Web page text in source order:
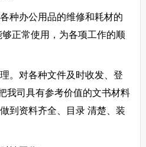
办公用品的维修和耗材的
正常使用，为各项工作的顺
对各种文件及时收发、登
我司具有参考价值的文书材料
到资料齐全、目录 清楚、装